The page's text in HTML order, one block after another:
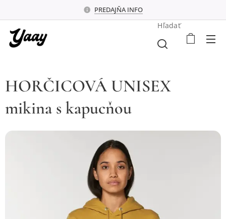
PREDAJŇA INFO
Hľadať
HORČICOVÁ UNISEX
mikina s kapucňou